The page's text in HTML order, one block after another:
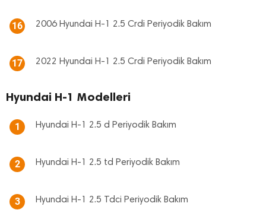
16 2006 Hyundai H-1 2.5 Crdi Periyodik Bakım
17 2022 Hyundai H-1 2.5 Crdi Periyodik Bakım
Hyundai H-1 Modelleri
1 Hyundai H-1 2.5 d Periyodik Bakım
2 Hyundai H-1 2.5 td Periyodik Bakım
3 Hyundai H-1 2.5 Tdci Periyodik Bakım